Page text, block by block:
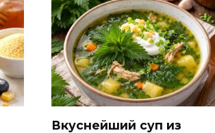
Вкуснейший суп из